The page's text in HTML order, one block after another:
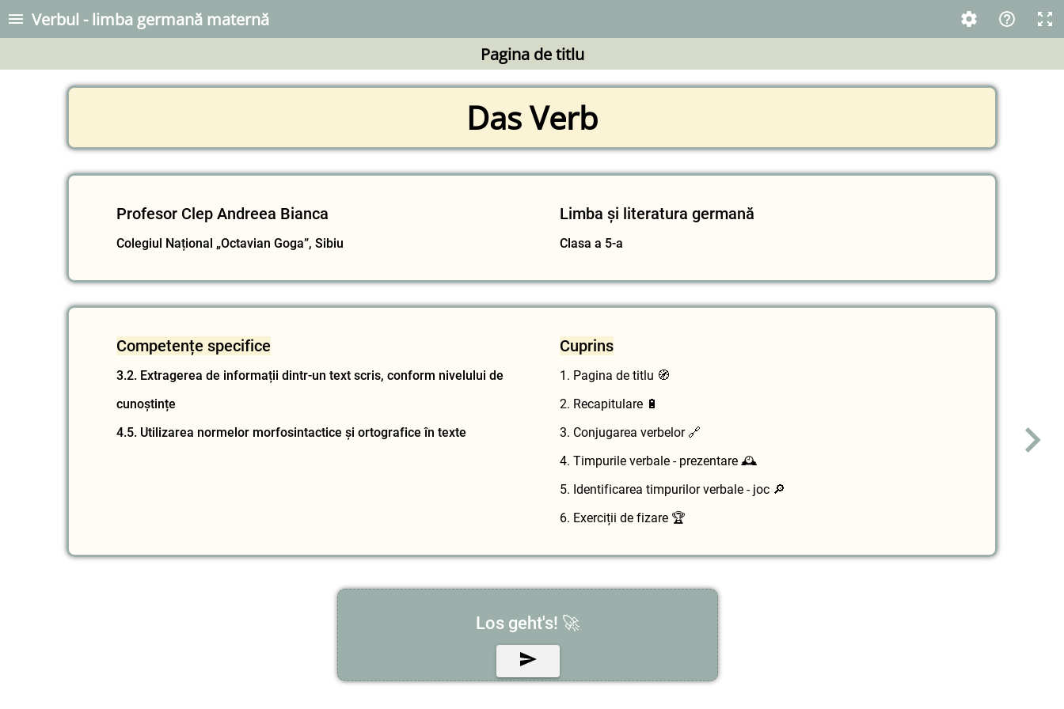
Verbul - limba germană maternă
Pagina de titlu
Das Verb
Profesor Clep Andreea Bianca
Colegiul Național „Octavian Goga”, Sibiu
Limba și literatura germană
Clasa a 5-a
Competențe specifice
3.2. Extragerea de informații dintr-un text scris, conform nivelului de
cunoștințe
4.5. Utilizarea normelor morfosintactice și ortografice în texte
Cuprins
1. Pagina de titlu 🧭
2. Recapitulare 🔋
3. Conjugarea verbelor 🔗
4. Timpurile verbale - prezentare 🕰️
5. Identificarea timpurilor verbale - joc 🔎
6. Exerciții de fizare 🏆
Los geht's! 🚀